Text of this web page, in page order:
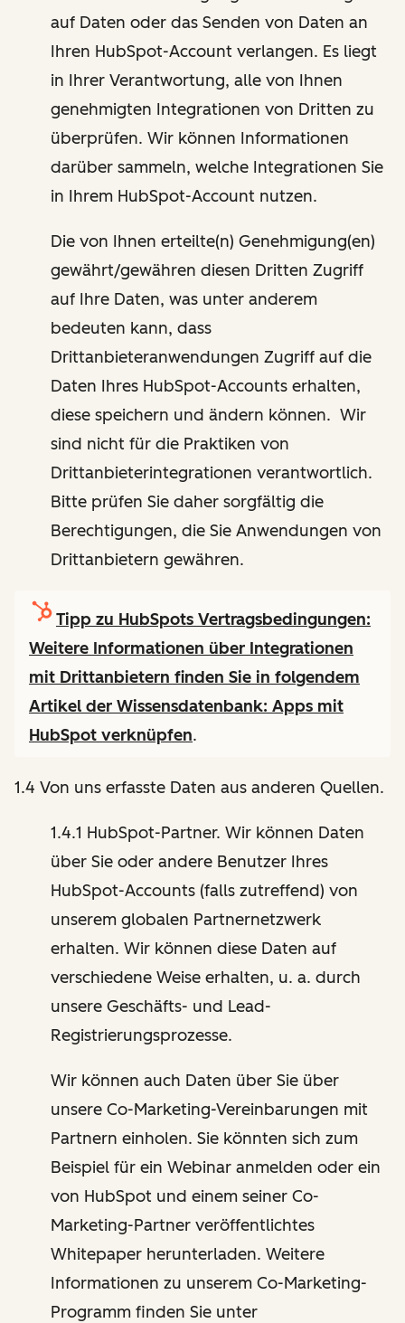
auf Daten oder das Senden von Daten an
Ihren HubSpot-Account verlangen. Es liegt
in Ihrer Verantwortung, alle von Ihnen
genehmigten Integrationen von Dritten zu
überprüfen. Wir können Informationen
darüber sammeln, welche Integrationen Sie
in Ihrem HubSpot-Account nutzen.
Die von Ihnen erteilte(n) Genehmigung(en)
gewährt/gewähren diesen Dritten Zugriff
auf Ihre Daten, was unter anderem
bedeuten kann, dass
Drittanbieteranwendungen Zugriff auf die
Daten Ihres HubSpot-Accounts erhalten,
diese speichern und ändern können. Wir
sind nicht für die Praktiken von
Drittanbieterintegrationen verantwortlich.
Bitte prüfen Sie daher sorgfältig die
Berechtigungen, die Sie Anwendungen von
Drittanbietern gewähren.
Tipp zu HubSpots Vertragsbedingungen:
Weitere Informationen über Integrationen
mit Drittanbietern finden Sie in folgendem
Artikel der Wissensdatenbank: Apps mit
HubSpot verknüpfen.
1.4 Von uns erfasste Daten aus anderen Quellen.
1.4.1 HubSpot-Partner. Wir können Daten
über Sie oder andere Benutzer Ihres
HubSpot-Accounts (falls zutreffend) von
unserem globalen Partnernetzwerk
erhalten. Wir können diese Daten auf
verschiedene Weise erhalten, u. a. durch
unsere Geschäfts- und Lead-
Registrierungsprozesse.
Wir können auch Daten über Sie über
unsere Co-Marketing-Vereinbarungen mit
Partnern einholen. Sie könnten sich zum
Beispiel für ein Webinar anmelden oder ein
von HubSpot und einem seiner Co-
Marketing-Partner veröffentlichtes
Whitepaper herunterladen. Weitere
Informationen zu unserem Co-Marketing-
Programm finden Sie unter